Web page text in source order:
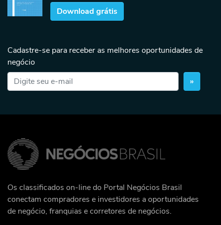
Download grátis
Cadastre-se para receber as melhores oportunidades de
negócio
»
Os classificados on-line do Portal Negócios Brasil
conectam compradores e investidores a oportunidades
de negócio, franquias e corretores de negócios.